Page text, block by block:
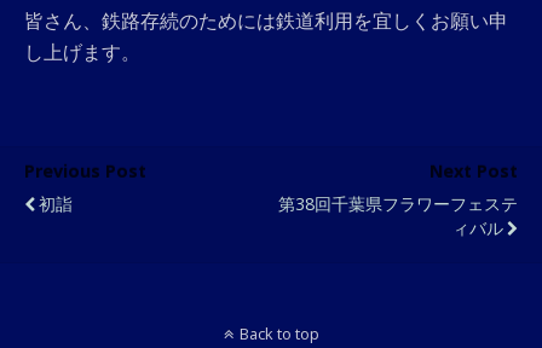
皆さん、鉄路存続のためには鉄道利用を宜しくお願い申
し上げます。
Previous Post
初詣
Next Post
第38回千葉県フラワーフェステ
ィバル
Back to top